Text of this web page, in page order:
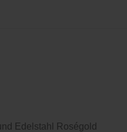
Edelstahl Roségold